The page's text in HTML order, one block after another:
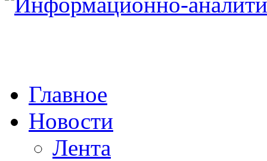
Главное
Новости
Лента